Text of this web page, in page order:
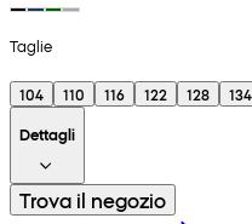
Taglie
104 110 116 122 128
134
Dettagli
Trova il negozio